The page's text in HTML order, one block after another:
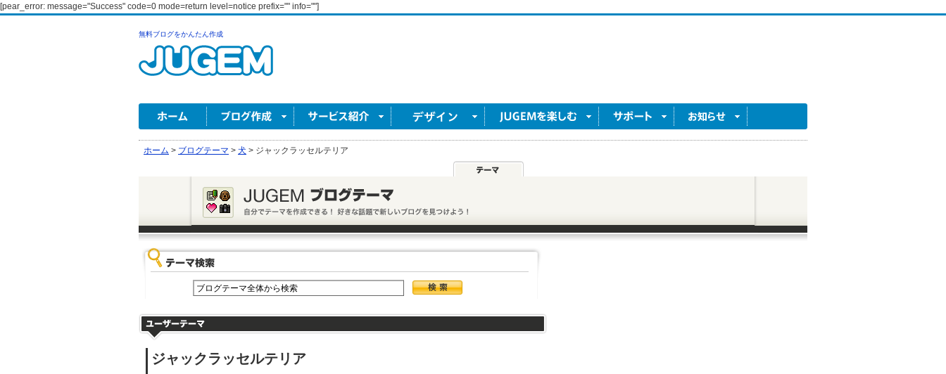
[pear_error: message="Success" code=0 mode=return level=notice prefix="" info=""]
無料ブログをかんたん作成
ホーム > ブログテーマ > 犬 > ジャックラッセルテリア
ジャックラッセルテリア